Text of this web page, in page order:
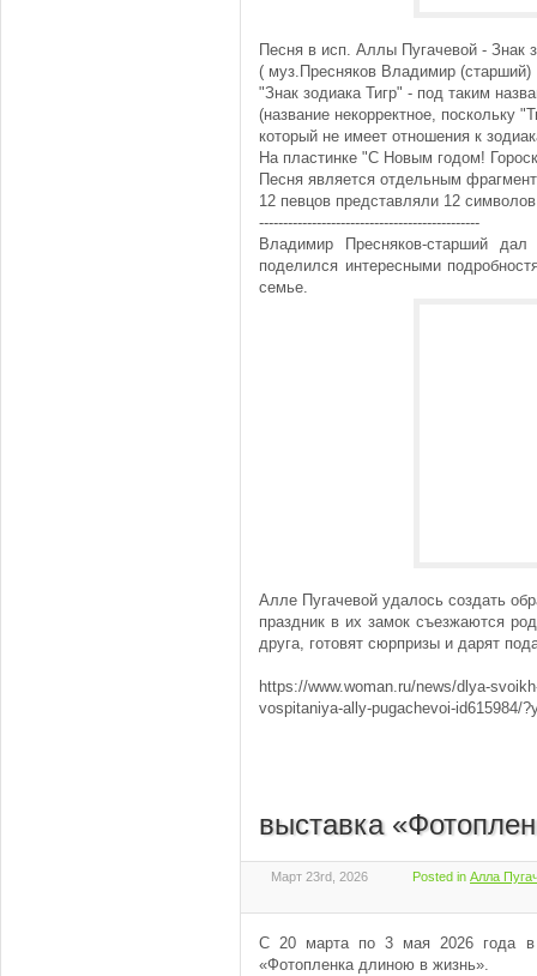
Песня в исп. Аллы Пугачевой - Знак
( муз.Пресняков Владимир
"Знак зодиака Тигр" - под таким
(название некорректное, поскольку
который не имеет отношения к
На пластинке "С Новым годом!
Песня является отдельным
12 певцов представляли 12
----------------------------------------------
Владимир Пресняков-старший
поделился интересными
семье.
Алле Пугачевой удалось создать
праздник в их замок съезжаются
друга, готовят сюрпризы и дарят
https://www.woman.ru/news/dlya-
vospitaniya-ally-pugachevoi-id615984/
выставка
Март 23rd, 2026 Posted in Алла
С 20 марта по 3 мая 2026 года
«Фотопленка длиною в жизнь».